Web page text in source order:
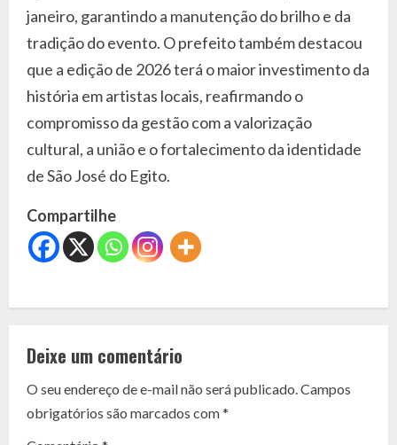
janeiro, garantindo a manutenção do brilho e da
tradição do evento. O prefeito também destacou
que a edição de 2026 terá o maior investimento da
história em artistas locais, reafirmando o
compromisso da gestão com a valorização
cultural, a união e o fortalecimento da identidade
de São José do Egito.
Compartilhe
C
n
t
Deixe um comentário
O seu endereço de e-mail não será publicado.Campos
obrigatórios são marcados com*